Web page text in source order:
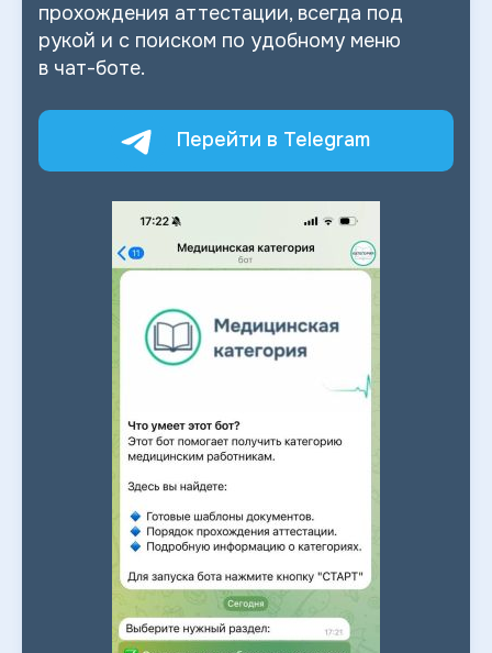
прохождения аттестации, всегда под
рукой и с поиском по удобному меню
в чат-боте.
Перейти в Telegram